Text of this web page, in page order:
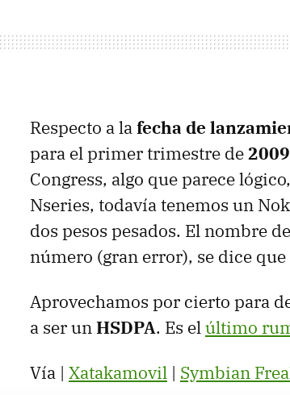
Respecto a lafecha de
para el primer trimestre de2009
Congress, algo que parece
Nseries, todavía tenemos un
dos pesos pesados. El nombre
número (gran error), se dice
Aprovechamos por cierto para
a ser unHSDPA. Es elúltimo
Vía | Xatakamovil | Symbian